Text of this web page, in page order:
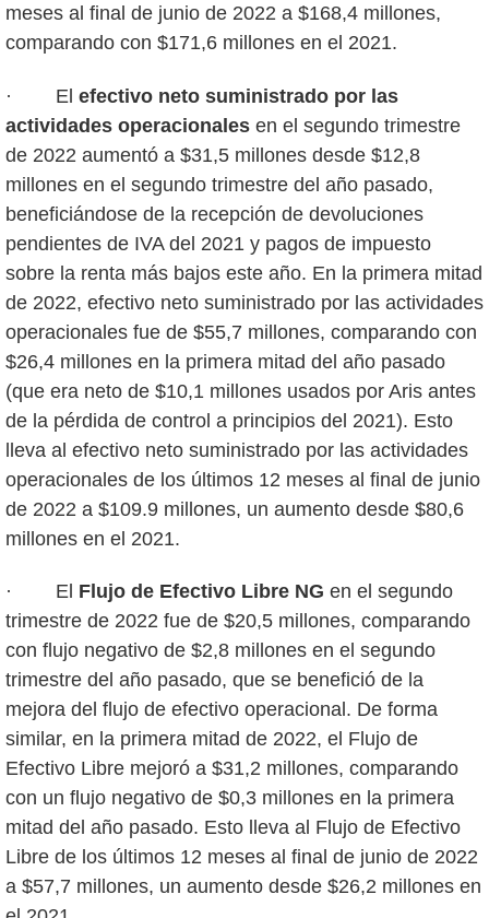
meses al final de junio de 2022 a $168,4 millones,
comparando con $171,6 millones en el 2021.
· El efectivo neto suministrado por las
actividades operacionales en el segundo trimestre
de 2022 aumentó a $31,5 millones desde $12,8
millones en el segundo trimestre del año pasado,
beneficiándose de la recepción de devoluciones
pendientes de IVA del 2021 y pagos de impuesto
sobre la renta más bajos este año. En la primera mitad
de 2022, efectivo neto suministrado por las actividades
operacionales fue de $55,7 millones, comparando con
$26,4 millones en la primera mitad del año pasado
(que era neto de $10,1 millones usados por Aris antes
de la pérdida de control a principios del 2021). Esto
lleva al efectivo neto suministrado por las actividades
operacionales de los últimos 12 meses al final de junio
de 2022 a $109.9 millones, un aumento desde $80,6
millones en el 2021.
· El Flujo de Efectivo Libre NG en el segundo
trimestre de 2022 fue de $20,5 millones, comparando
con flujo negativo de $2,8 millones en el segundo
trimestre del año pasado, que se benefició de la
mejora del flujo de efectivo operacional. De forma
similar, en la primera mitad de 2022, el Flujo de
Efectivo Libre mejoró a $31,2 millones, comparando
con un flujo negativo de $0,3 millones en la primera
mitad del año pasado. Esto lleva al Flujo de Efectivo
Libre de los últimos 12 meses al final de junio de 2022
a $57,7 millones, un aumento desde $26,2 millones en